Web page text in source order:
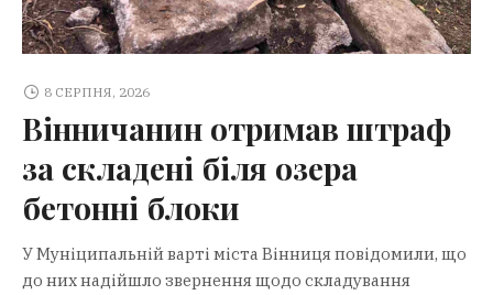
«Дію»: батьки першокласників
можуть отримати 5 000 грн допомоги
8 Серпня, 2026
8 СЕРПНЯ, 2026
Вінничанин отримав штраф
за складені біля озера
бетонні блоки
У Муніципальній варті міста Вінниця повідомили, що
до них надійшло звернення щодо складування